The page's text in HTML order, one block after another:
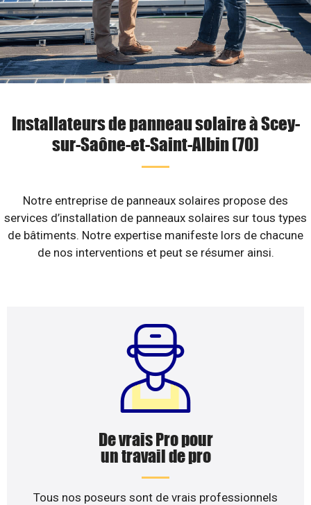
Installateurs de panneau solaire à Scey-
sur-Saône-et-Saint-Albin (70)
Notre entreprise de panneaux solaires propose des
services d’installation de panneaux solaires sur tous types
de bâtiments. Notre expertise manifeste lors de chacune
de nos interventions et peut se résumer ainsi.
De vrais Pro pour
un travail de pro
Tous nos poseurs sont de vrais professionnels